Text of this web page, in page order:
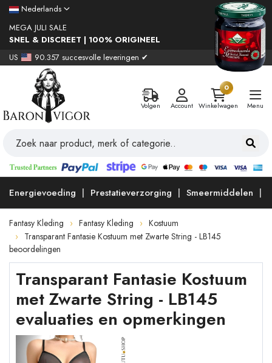
Nederlands
MEGA JULI SALE
SNEL & DISCREET | 100% ORIGINEEL
US
90.357 succesvolle leveringen ✔
Volgen Account
0
Winkelwagen
Menu
Energievoeding Prestatieverzorging Smeermiddelen
Fantasy Kleding Fantasy Kleding
Kostuum
Transparant Fantasie Kostuum met Zwarte String - LB145
beoordelingen
Transparant Fantasie Kostuum
met Zwarte String - LB145
evaluaties en opmerkingen